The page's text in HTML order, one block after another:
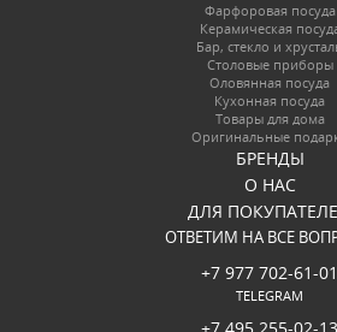
Фарфоровая посуда
Керамическая
Бар, стекло и
Столовые приборы
Оловянная посуда
Кухонная посуда
Товары для дома
Оригинальные
БРЕНДЫ
О НАС
ДЛЯ
ОТВЕТИМ НА ВСЕ
+7 977 702-61-01
TELEGRAM